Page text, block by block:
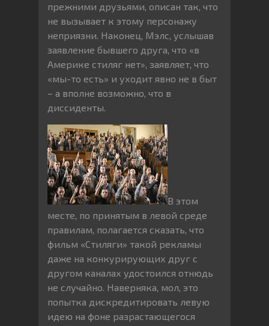
прежними друзьями, описан так, что
не вызывает к этому персонажу
неприязни. Наконец, Мэлс, услышав
заявление бывшего друга, что «в
Америке стиляг нет», заявляет, что
«мы-то есть» и уходит явно не в быт
– а вполне возможно, что в
диссиденты.
В этом
месте, по принятым в левой среде
правилам, полагается сказать, что
фильм «Стиляги» такой рекламы
даже на конкурирующих друг с
другом каналах удостоился отнюдь
не случайно. Наверняка, мол, это
попытка дискредитировать левую
идею на фоне разрастающегося